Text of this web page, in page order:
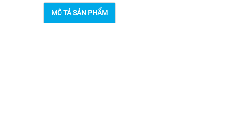
MÔ TẢ SẢN PHẨM